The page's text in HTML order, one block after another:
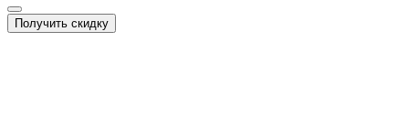
Получить скидку